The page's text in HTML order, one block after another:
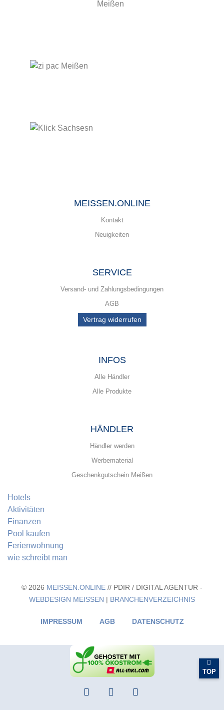
MEISSEN.ONLINE
Kontakt
Neuigkeiten
SERVICE
Versand- und Zahlungsbedingungen
AGB
Vertrag widerrufen
INFOS
Alle Händler
Alle Produkte
HÄNDLER
Händler werden
Werbematerial
Geschenkgutschein Meißen
Hotels
Aktivitäten
Finanzen
Pool kaufen
Ferienwohnung
wie schreibt man
© 2026 MEISSEN.ONLINE // PDIR / DIGITAL AGENTUR -
WEBDESIGN MEISSEN
| BRANCHENVERZEICHNIS
IMPRESSUM AGB DATENSCHUTZ
TOP